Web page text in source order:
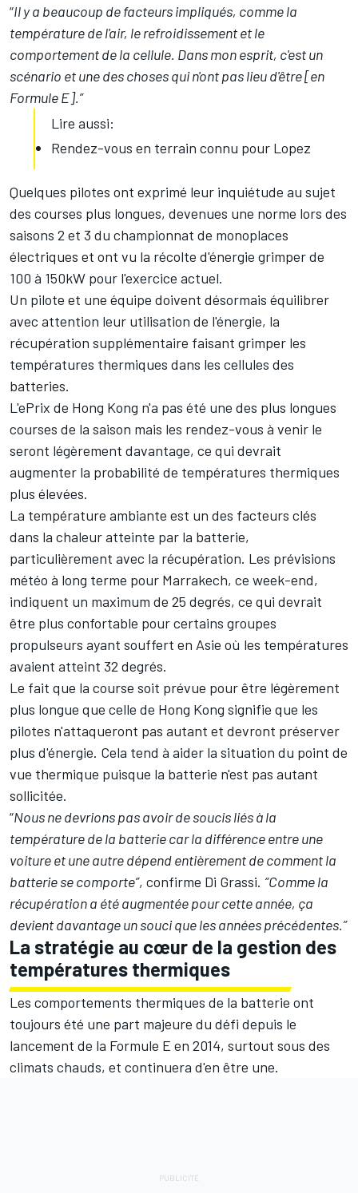
“Il y a beaucoup de facteurs impliqués, comme la
température de l'air, le refroidissement et le
comportement de la cellule. Dans mon esprit, c'est un
scénario et une des choses qui n'ont pas lieu d'être [en
Formule E].”
Lire aussi:
Rendez-vous en terrain connu pour Lopez
Quelques pilotes ont exprimé leur inquiétude au sujet
des courses plus longues, devenues une norme lors des
saisons 2 et 3 du championnat de monoplaces
électriques et ont vu la récolte d'énergie grimper de
100 à 150kW pour l'exercice actuel.
Un pilote et une équipe doivent désormais équilibrer
avec attention leur utilisation de l'énergie, la
récupération supplémentaire faisant grimper les
températures thermiques dans les cellules des
batteries.
L'ePrix de Hong Kong n'a pas été une des plus longues
courses de la saison mais les rendez-vous à venir le
seront légèrement davantage, ce qui devrait
augmenter la probabilité de températures thermiques
plus élevées.
La température ambiante est un des facteurs clés
dans la chaleur atteinte par la batterie,
particulièrement avec la récupération. Les prévisions
météo à long terme pour Marrakech, ce week-end,
indiquent un maximum de 25 degrés, ce qui devrait
être plus confortable pour certains groupes
propulseurs ayant souffert en Asie où les températures
avaient atteint 32 degrés.
Le fait que la course soit prévue pour être légèrement
plus longue que celle de Hong Kong signifie que les
pilotes n'attaqueront pas autant et devront préserver
plus d'énergie. Cela tend à aider la situation du point de
vue thermique puisque la batterie n'est pas autant
sollicitée.
“Nous ne devrions pas avoir de soucis liés à la
température de la batterie car la différence entre une
voiture et une autre dépend entièrement de comment la
batterie se comporte”, confirme Di Grassi. “Comme la
récupération a été augmentée pour cette année, ça
devient davantage un souci que les années précédentes.”
La stratégie au cœur de la gestion des
températures thermiques
Les comportements thermiques de la batterie ont
toujours été une part majeure du défi depuis le
lancement de la Formule E en 2014, surtout sous des
climats chauds, et continuera d'en être une.